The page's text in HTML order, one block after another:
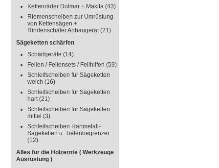
Kettenräder Dolmar + Makita (43)
Riemenscheiben zur Umrüstung
von Kettensägen +
Rindenschäler Anbaugerät(21)
Sägeketten schärfen
Schärfgeräte (14)
Feilen / Feilensets / Feilhilfen (59)
Schleifscheiben für Sägeketten
weich (16)
Schleifscheiben für Sägeketten
hart(21)
Schleifscheiben für Sägeketten
mittel (3)
Schleifscheiben Hartmetall-
Sägeketten u. Tiefenbegrenzer
(12)
Alles für die Holzernte ( Werkzeuge
Ausrüstung )